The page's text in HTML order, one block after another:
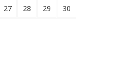
27 28 29
30